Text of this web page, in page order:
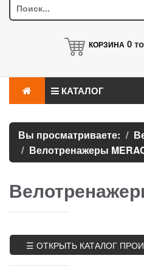
КОРЗИНА 0
КАТАЛОГ
Вы просматриваете:
Велотренажеры
☰ ОТКРЫТЬ КАТАЛОГ